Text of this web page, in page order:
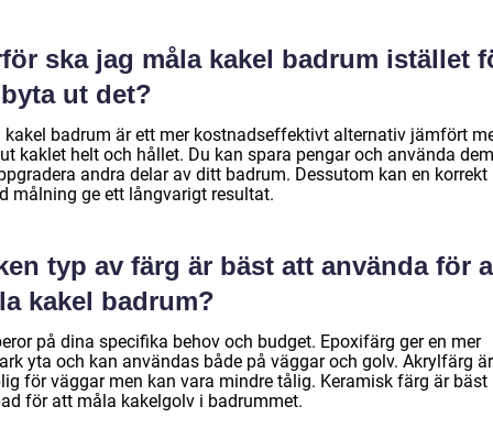
ska jag måla kakel badrum istället
ut det?
kakel badrum är ett mer kostnadseffektivt alternativ jämfört
kaklet helt och hållet. Du kan spara pengar och använda
andra delar av ditt badrum. Dessutom kan en korrekt
målning ge ett långvarigt resultat.
typ av färg är bäst att använda för
kakel badrum?
på dina specifika behov och budget. Epoxifärg ger en mer
yta och kan användas både på väggar och golv. Akrylfärg är
för väggar men kan vara mindre tålig. Keramisk färg är bäst
för att måla kakelgolv i badrummet.